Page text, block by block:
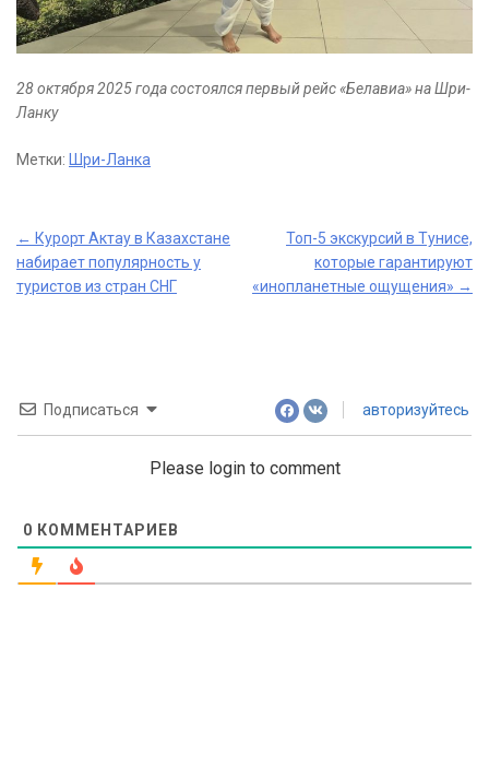
28 октября 2025 года состоялся первый рейс «Белавиа» на Шри-
Ланку
Метки: Шри-Ланка
Post
navigation
← Курорт Актау в Казахстане
набирает популярность у
туристов из стран СНГ
Топ-5 экскурсий в Тунисе,
которые гарантируют
«инопланетные ощущения» →
Подписаться авторизуйтесь
Please login to comment
0 КОММЕНТАРИЕВ